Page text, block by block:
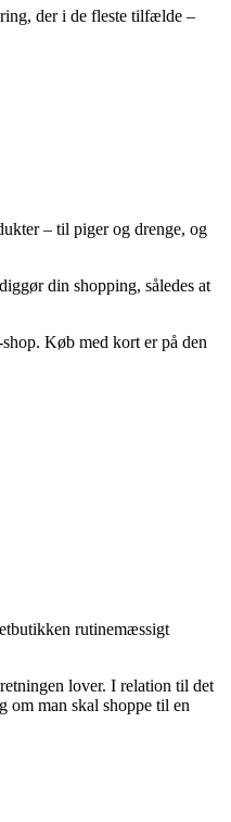
der i de fleste tilfælde –
– til piger og drenge, og
din shopping, således at
Køb med kort er på den
rutinemæssigt
lover. I relation til det
om man skal shoppe til en